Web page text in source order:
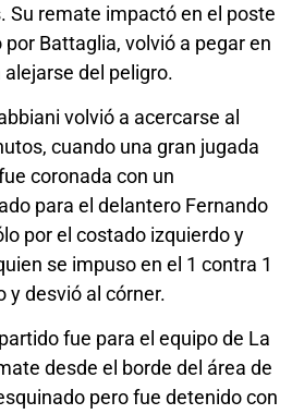
Su remate impactó en el poste
Battaglia, volvió a pegar en
del peligro.
volvió a acercarse al
cuando una gran jugada
coronada con un
para el delantero Fernando
por el costado izquierdo y
se impuso en el 1 contra 1
y desvió al córner.
fue para el equipo de La
desde el borde del área de
pero fue detenido con